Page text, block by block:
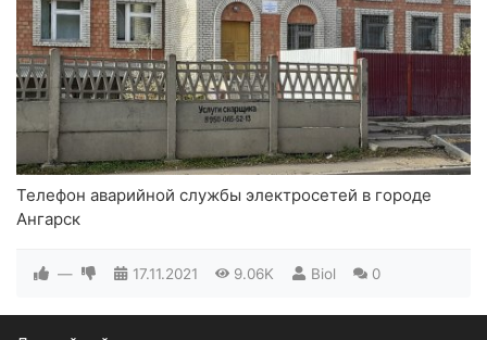
Телефон аварийной службы электросетей в городе
Ангарск
— 17.11.2021 9.06K Biol 0